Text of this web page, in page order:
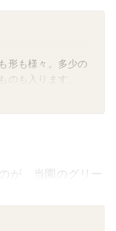
形も様々。多少の
のも入ります。
が、当園のグリー